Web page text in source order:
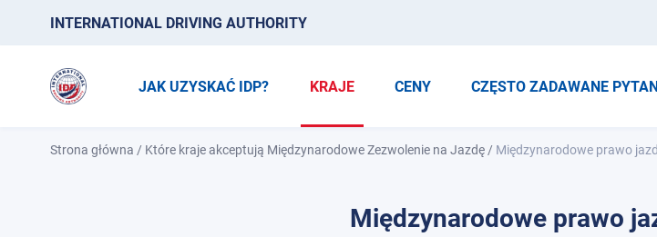
INTERNATIONAL DRIVING AUTHORITY
JAK UZYSKAĆ IDP? KRAJE CENY CZĘSTO ZADAWANE
Strona główna / Które kraje akceptują Międzynarodowe Zezwolenie na Jazdę / Międzynarodowe prawo
Międzynarodowe prawo